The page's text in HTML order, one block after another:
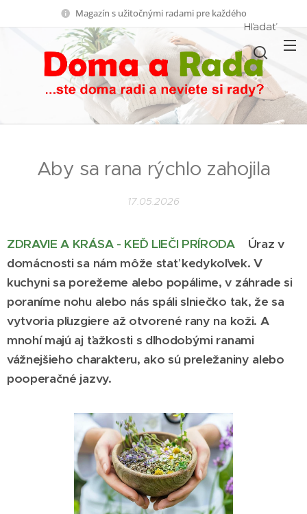
Magazín s užitočnými radami pre každého
Hľadať
Aby sa rana rýchlo zahojila
17.05.2026
ZDRAVIE A KRÁSA - KEĎ LIEČI PRÍRODA
Úraz v
domácnosti sa nám môže stať kedykoľvek. V
kuchyni sa porežeme alebo popálime, v záhrade si
poraníme nohu alebo nás spáli slniečko tak, že sa
vytvoria pľuzgiere až otvorené rany na koži. A
mnohí majú aj ťažkosti s dlhodobými ranami
vážnejšieho charakteru, ako sú preležaniny alebo
pooperačné jazvy.